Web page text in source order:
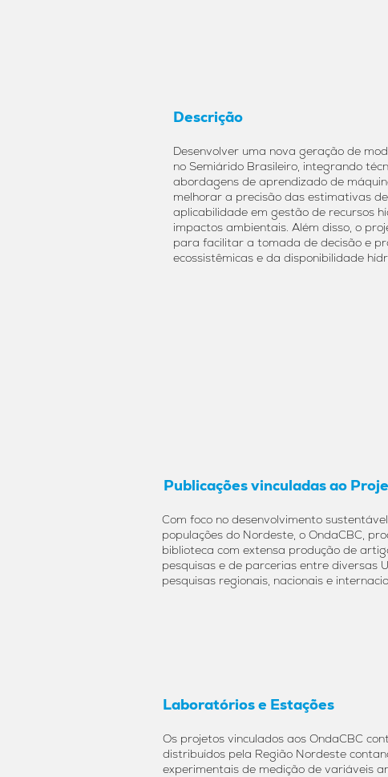
Descrição
Desenvolver uma nova geração de
no Semiárido Brasileiro, integrando
abordagens de aprendizado de
melhorar a precisão das estimativas
aplicabilidade em gestão de recursos
impactos ambientais. Além disso, o
para facilitar a tomada de decisão e
ecossistêmicas e da disponibilidade
Publicações vinculadas ao
Com foco no desenvolvimento
populações do Nordeste, o OndaCBC,
biblioteca com extensa produção de
pesquisas e de parcerias entre diversas
pesquisas regionais, nacionais e
Laboratórios e Estações
Os projetos vinculados aos OndaCBC
distribuídos pela Região Nordeste
experimentais de medição de variáveis